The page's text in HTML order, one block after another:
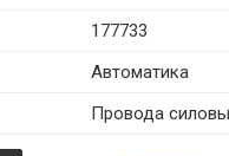
177733
Автоматика
Провода